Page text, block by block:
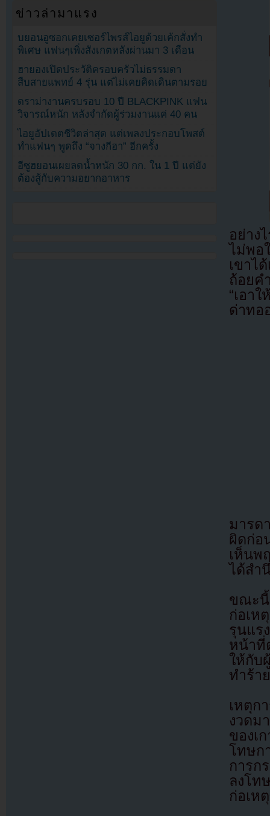
อย่าง
ไม่พอ
เขาไ
ถ้อยค
“เอา
ด่าทอ
มารด
ผิดก่อ
เห็นพ
ได้สำ
ขณะนี้
ก่อเห
รุนแร
หน้าที่
ให้กับ
ทำร้า
เหตุก
งวดม
ของเ
โทษก
การก
ลงโท
ก่อเห
ข่าวล่ามาแรง
บยอนอูซอกเคยเซอร์ไพรส์ไอยูด้วยเค้กสั่งทำ
พิเศษ แฟนๆเพิ่งสังเกตหลังผ่านมา 3 เดือน
ฮายองเปิดประวัติครอบครัวไม่ธรรมดา
สืบสายแพทย์ 4 รุ่น แต่ไม่เคยคิดเดินตามรอย
ดราม่างานครบรอบ 10 ปี BLACKPINK แฟน
วิจารณ์หนัก หลังจำกัดผู้ร่วมงานแค่ 40 คน
ไอยูอัปเดตชีวิตล่าสุด แต่เพลงประกอบโพสต์
ทำแฟนๆ พูดถึง “จางกีฮา” อีกครั้ง
อีซูฮยอนเผยลดน้ำหนัก 30 กก. ใน 1 ปี แต่ยัง
ต้องสู้กับความอยากอาหาร